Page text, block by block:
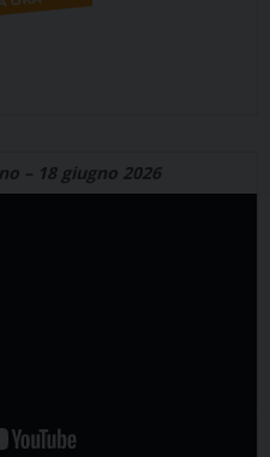
– 18 giugno 2026